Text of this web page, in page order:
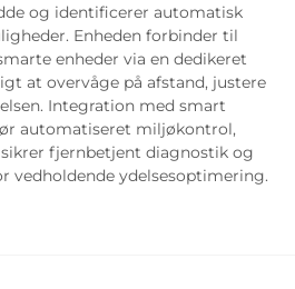
og identificerer automatisk
Enheden forbinder til
enheder via en dedikeret
at overvåge på afstand, justere
Integration med smart
automatiseret miljøkontrol,
fjernbetjent diagnostik og
vedholdende ydelsesoptimering.